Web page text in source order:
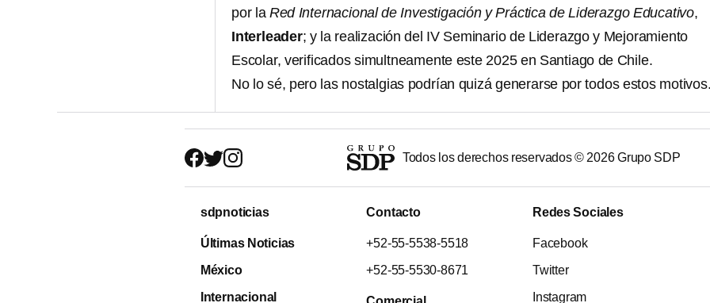
por laRed Internacional de Investigación y Práctica de Liderazgo Educativo,
Interleader; y la realización del IV Seminario de Liderazgo y Mejoramiento
Escolar, verificados simultneamente este 2025 en Santiago de Chile.
No lo sé, pero las nostalgias podrían quizá generarse por todos estos motivos.
Todos los derechos reservados © 2026Grupo SDP
sdpnoticias
Últimas Noticias
México
Internacional
Contacto
+52-55-5538-5518
+52-55-5530-8671
Redes Sociales
Facebook
Twitter
Instagram